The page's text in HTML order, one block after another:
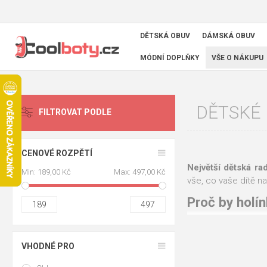
DĚTSKÁ OBUV DÁMSKÁ OBUV
MÓDNÍ DOPLŇKY VŠE O NÁKUPU
Největší dětská
vše, co vaše dítě
Proč by
FILTROVAT PODLE
CENOVÉ ROZPĚTÍ
Min: 189,00 Kč Max: 497,00 Kč
189 497
VHODNÉ PRO